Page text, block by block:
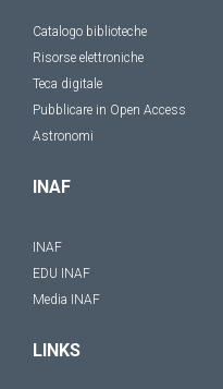
Catalogo biblioteche
Risorse elettroniche
Teca digitale
Pubblicare in Open Access
Astronomi
INAF
INAF
EDU INAF
Media INAF
LINKS